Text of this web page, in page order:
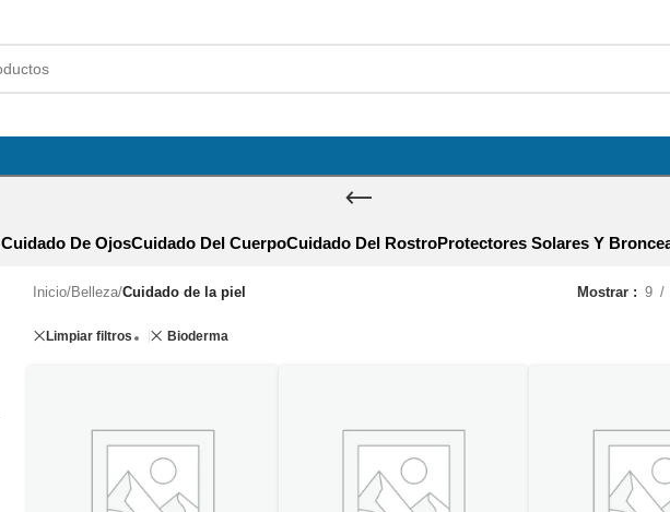
Cuidado De OjosCuidado Del CuerpoCuidado Del RostroProtectores Solares Y
Inicio/Belleza/Cuidado de la piel Mostrar 9
Limpiar filtros Bioderma